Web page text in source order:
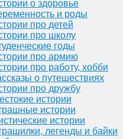
о здоровье
и роды
про детей
про школу
годы
про армию
про работу, хобби
о путешествиях
про дружбу
истории
истории
истории
легенды и байки